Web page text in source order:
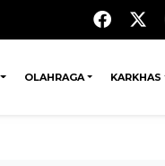
OLAHRAGA KARKHAS